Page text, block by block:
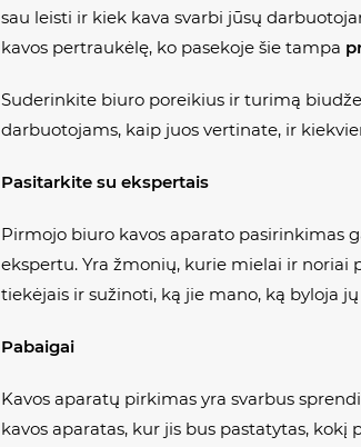
sau leisti ir kiek kava svarbi jūsų
kavos pertraukėlę, ko pasekoje šie tampa
Suderinkite biuro poreikius ir turimą
darbuotojams, kaip juos vertinate, ir
Pasitarkite su ekspertais
Pirmojo biuro kavos aparato pasirinkimas
ekspertu. Yra žmonių, kurie mielai ir noriai
tiekėjais ir sužinoti, ką jie mano, ką byloja
Pabaigai
Kavos aparatų pirkimas yra svarbus
kavos aparatas, kur jis bus pastatytas,